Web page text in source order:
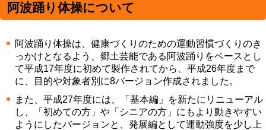
阿波踊り体操について
阿波踊り体操は、健康づくりのための運動習慣づくりのき
っかけとなるよう、郷土芸能である阿波踊りをベースとし
て平成17年度に初めて製作されてから、平成26年度まで
に、目的や対象者別に8バージョン作成されました。
また、平成27年度には、「基本編」を新たにリニューアル
し、「初めての方」や「シニアの方」にもより動きやすい
ようにしたバージョンと、発展編として運動強度を少し上